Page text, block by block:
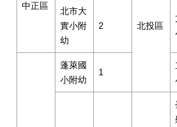
中正區
北投區
北市大
實小附
幼
2
蓬萊國
小附幼
1